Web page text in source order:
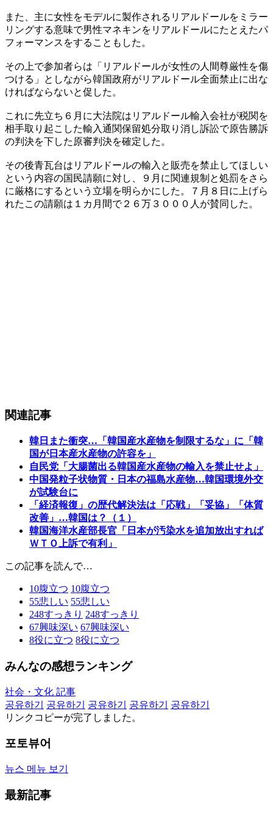
また、主に女性をモデルに製作されるリアルドールをミラー
リングする意味で男性マネキンをリアルドールにたとえたパ
フォーマンスをすることもした。
その上で参加者らは「リアルドールが女性の人間尊厳性を傷
つける」としながら韓国政府がリアルドール全面禁止に出な
ければならないと促した。
これに先立ち６月に大法院はリアルドール輸入会社が税関を
相手取り起こした輸入通関保留処分取り消し訴訟で原告勝訴
の判決を下した原審判決を確定した。
その後青瓦台はリアルドールの輸入と販売を禁止してほしい
という内容の国民請願に対し、９月に関連規制と処罰をさら
に厳格にするという立場を明らかにした。７月８日に上げら
れたこの請願は１カ月間で２６万３０００人が賛同した。
関連記事
韓日また衝突…「韓国産水産物を制限するな」に「韓
国が日本産水産物の許容を」
自民党「大腸菌出る韓国産水産物の輸入を禁止せよ」
中国発粒子状物質・日本の福島水産物…韓国環境外交
が試験台に
「経済報復」の歴代解決法は「応戦」「妥協」「体質
改善」…韓国は？（１）
韓国海洋水産部長官「日本が汚染水を追加放出すれば
ＷＴＯ上訴で有利」
この記事を読んで…
10腹立つ 10腹立つ
55悲しい 55悲しい
248すっきり 248すっきり
67興味深い 67興味深い
8役に立つ 8役に立つ
みんなの感想ランキング
社会・文化 記事
공유하기
공유하기 공유하기 공유하기
공유하기
リンクコピーが完了しました。
포토뷰어
뉴스 메뉴 보기
最新記事